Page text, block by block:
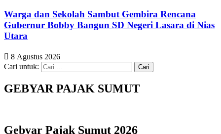
Warga dan Sekolah Sambut Gembira Rencana
Gubernur Bobby Bangun SD Negeri Lasara di Nias
Utara
8 Agustus 2026
Cari untuk:
GEBYAR PAJAK SUMUT
Gebyar Pajak Sumut 2026